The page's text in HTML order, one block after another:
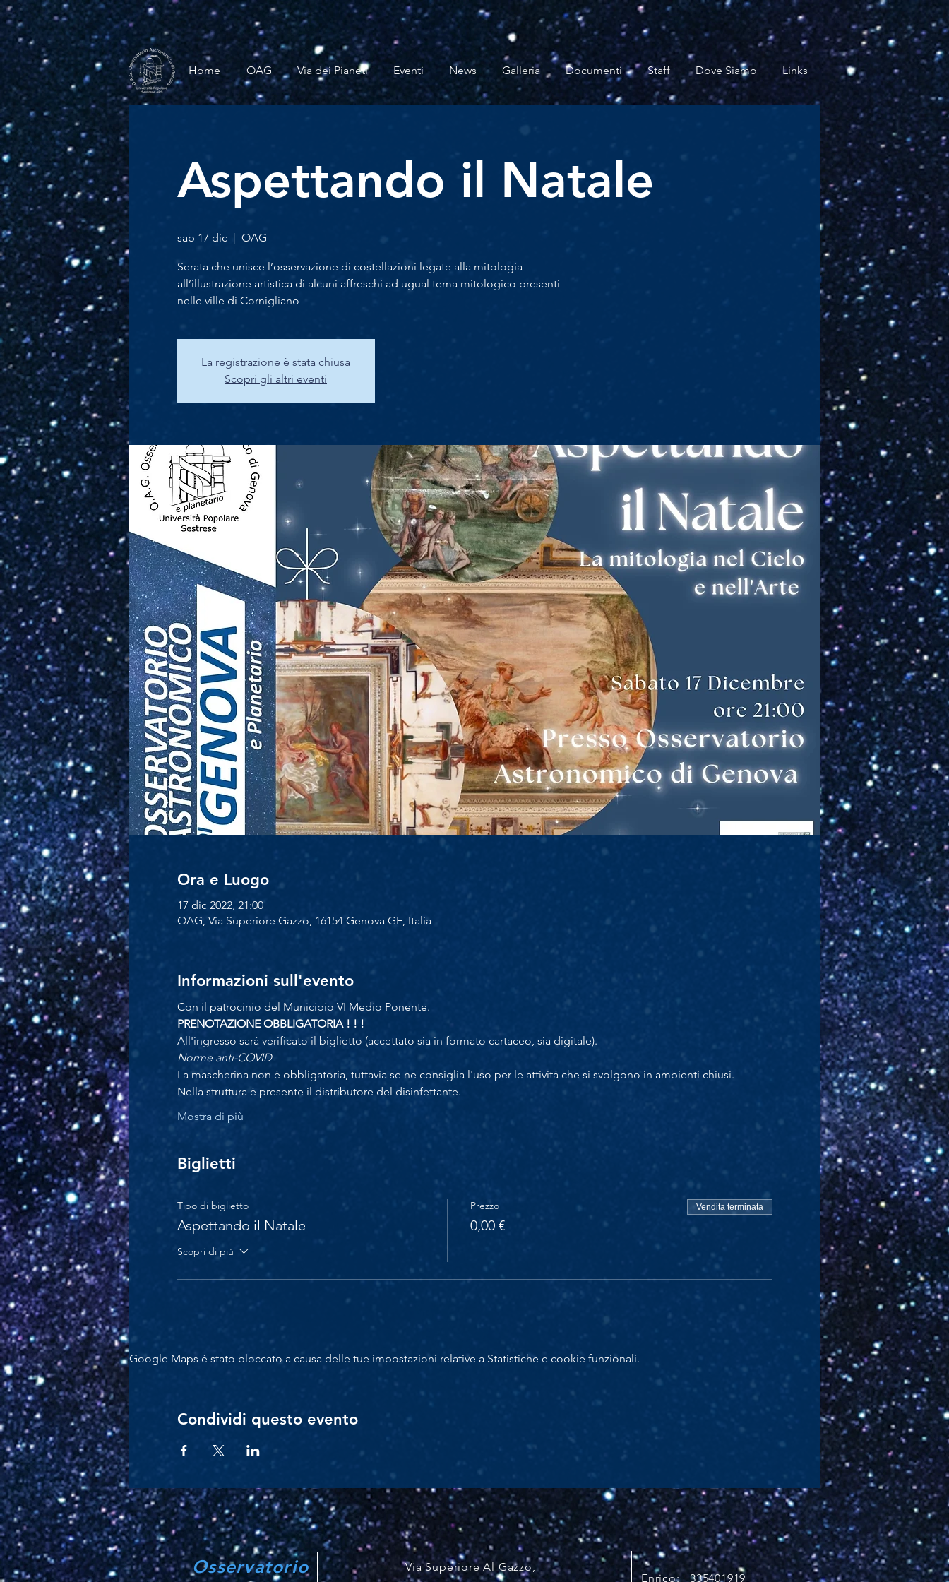
Home OAG Via dei Pianeti Eventi News Galleria Documenti Staff Dove Siamo Links
Aspettando il Natale
sab 17 dic
  |
OAG
Serata che unisce l’osservazione di costellazioni legate alla mitologia
all’illustrazione artistica di alcuni affreschi ad ugual tema mitologico presenti
nelle ville di Cornigliano
La registrazione è stata chiusa
Scopri gli altri eventi
Ora e Luogo
17 dic 2022, 21:00
OAG, Via Superiore Gazzo, 16154 Genova GE, Italia
Informazioni sull'evento
Con il patrocinio del Municipio VI Medio Ponente.
PRENOTAZIONE OBBLIGATORIA ! ! !
All'ingresso sarà verificato il biglietto (accettato sia in formato cartaceo, sia digitale).
Norme anti-COVID
La mascherina non é obbligatoria, tuttavia se ne consiglia l'uso per le attività che si svolgono in ambienti chiusi.
Nella struttura è presente il distributore del disinfettante.
Mostra di più
Biglietti
Tipo di biglietto
Aspettando il Natale
Scopri di più
Prezzo
0,00 €
Vendita terminata
Google Maps è stato bloccato a causa delle tue impostazioni relative a Statistiche e cookie funzionali.
Condividi questo evento
Osservatorio Via Superiore Al Gazzo,
Enrico:335401919